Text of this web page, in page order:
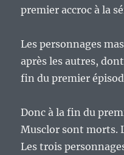
premier accroc à la
Les personnages
après les autres,
fin du premier
Donc à la fin du
Musclor sont morts.
Les trois